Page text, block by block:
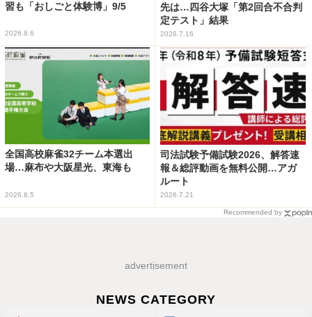
習も「おしごと体験博」9/5
2026.8.6
先は…四谷大塚「第2回合不合判
定テスト」結果
2026.7.16
全国高校麻雀32チーム本選出
場…麻布や大阪星光、東海も
2026.8.5
司法試験予備試験2026、解答速
報＆総評動画を無料公開…アガ
ルート
2026.7.21
Recommended by
advertisement
NEWS CATEGORY